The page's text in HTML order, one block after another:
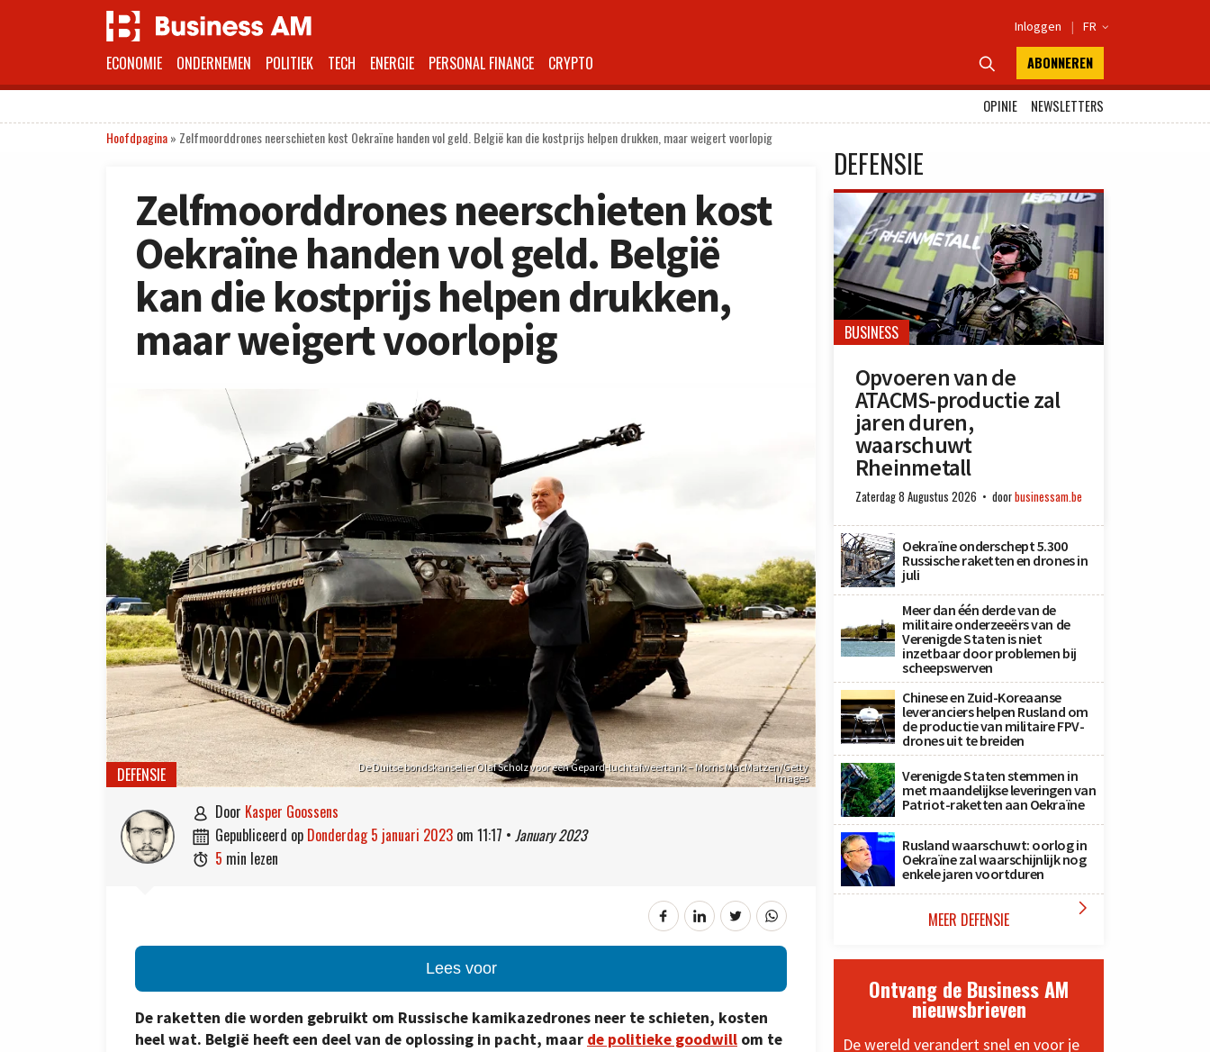
Inloggen | FR 
ECONOMIE ONDERNEMEN POLITIEK TECH ENERGIE PERSONAL FINANCE CRYPTO  ABONNEREN
OPINIE
NEWSLETTERS
Hoofdpagina» Zelfmoorddrones neerschieten kost Oekraïne handen vol geld. België kan die kostprijs helpen drukken, maar weigert voorlopig
Zelfmoorddrones neerschieten kost
Oekraïne handen vol geld. België
kan die kostprijs helpen drukken,
maar weigert voorlopig
De Duitse bondskanselier Olaf Scholz voor een Gepard-luchtafweertank – Morris MacMatzen/Getty
Images
DEFENSIE
 door Kasper Goossens
 gepubliceerd op donderdag 5 januari 2023 om 11:17 • January 2023
 5 min lezen
Lees voor
De raketten die worden gebruikt om Russische kamikazedrones neer te schieten, kosten
heel wat. België heeft een deel van de oplossing in pacht, maar de politieke goodwill om te
DEFENSIE
BUSINESS
Opvoeren van de
ATACMS-productie zal
jaren duren,
waarschuwt
Rheinmetall
Zaterdag 8 Augustus 2026 doorbusinessam.be
Oekraïne onderschept 5.300
Russische raketten en drones in
juli
Meer dan één derde van de
militaire onderzeeërs van de
Verenigde Staten is niet
inzetbaar door problemen bij
scheepswerven
Chinese en Zuid-Koreaanse
leveranciers helpen Rusland om
de productie van militaire FPV-
drones uit te breiden
Verenigde Staten stemmen in
met maandelijkse leveringen van
Patriot-raketten aan Oekraïne
Rusland waarschuwt: oorlog in
Oekraïne zal waarschijnlijk nog
enkele jaren voortduren
MEER DEFENSIE 
Ontvang de Business AM
nieuwsbrieven
De wereld verandert snel en voor je